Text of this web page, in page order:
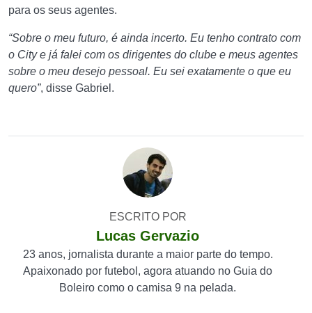
para os seus agentes.
“Sobre o meu futuro, é ainda incerto. Eu tenho contrato com
o City e já falei com os dirigentes do clube e meus agentes
sobre o meu desejo pessoal. Eu sei exatamente o que eu
quero”, disse Gabriel.
ESCRITO POR
Lucas Gervazio
23 anos, jornalista durante a maior parte do tempo.
Apaixonado por futebol, agora atuando no Guia do
Boleiro como o camisa 9 na pelada.